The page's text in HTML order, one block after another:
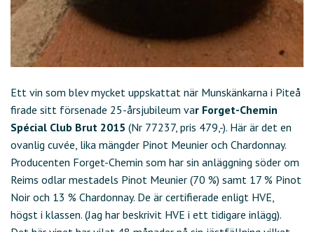
Ett vin som blev mycket uppskattat när Munskänkarna i Piteå
firade sitt försenade 25-årsjubileum var Forget-Chemin
Spécial Club Brut 2015 (Nr 77237, pris 479,-). Här är det en
ovanlig cuvée, lika mängder Pinot Meunier och Chardonnay.
Producenten Forget-Chemin som har sin anläggning söder om
Reims odlar mestadels Pinot Meunier (70 %) samt 17 % Pinot
Noir och 13 % Chardonnay. De är certifierade enligt HVE,
högst i klassen. (Jag har beskrivit HVE i ett tidigare inlägg).